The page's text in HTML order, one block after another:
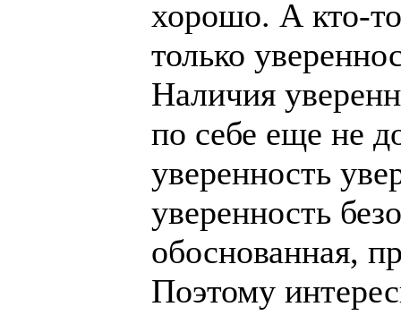
хорошо. А кто-
только
Наличия
по себе еще не
уверенность
уверенность
обоснованная,
Поэтому